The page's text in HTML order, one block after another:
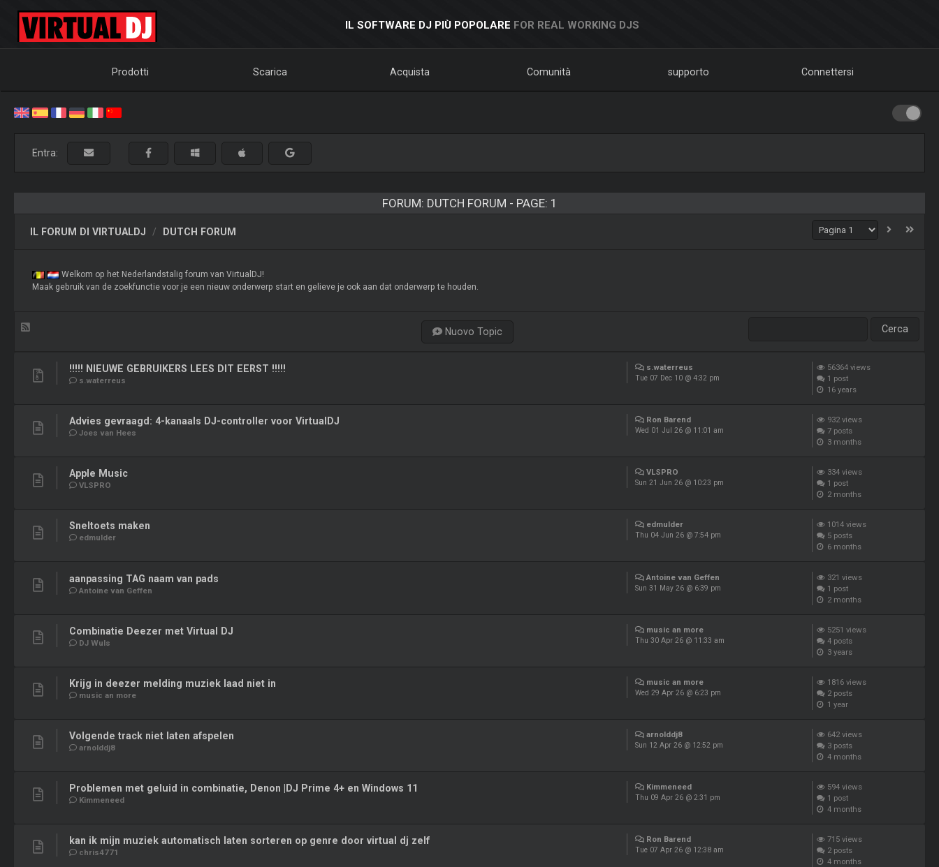
IL SOFTWARE DJ PIÙ POPOLARE FOR REAL WORKING DJS
Prodotti Scarica Acquista Comunità supporto Connettersi
Entra:
FORUM: DUTCH FORUM - PAGE: 1
IL FORUM DI VIRTUALDJ DUTCH FORUM
Welkom op het Nederlandstalig forum van VirtualDJ!
Maak gebruik van de zoekfunctie voor je een nieuw onderwerp start en gelieve je ook aan dat onderwerp te houden.
Nuovo Topic
!!!!! NIEUWE GEBRUIKERS LEES DIT EERST !!!!!
s.waterreus
s.waterreus
Tue 07 Dec 10 @ 4:32 pm
56364 views
1 post
16 years
Advies gevraagd: 4-kanaals DJ-controller voor VirtualDJ
Joes van Hees
Ron Barend
Wed 01 Jul 26 @ 11:01 am
932 views
7 posts
3 months
Apple Music
VLSPRO
VLSPRO
Sun 21 Jun 26 @ 10:23 pm
334 views
1 post
2 months
Sneltoets maken
edmulder
edmulder
Thu 04 Jun 26 @ 7:54 pm
1014 views
5 posts
6 months
aanpassing TAG naam van pads
Antoine van Geffen
Antoine van Geffen
Sun 31 May 26 @ 6:39 pm
321 views
1 post
2 months
Combinatie Deezer met Virtual DJ
DJ Wuls
music an more
Thu 30 Apr 26 @ 11:33 am
5251 views
4 posts
3 years
Krijg in deezer melding muziek laad niet in
music an more
music an more
Wed 29 Apr 26 @ 6:23 pm
1816 views
2 posts
1 year
Volgende track niet laten afspelen
arnolddj8
arnolddj8
Sun 12 Apr 26 @ 12:52 pm
642 views
3 posts
4 months
Problemen met geluid in combinatie, Denon |DJ Prime 4+ en Windows 11
Kimmeneed
Kimmeneed
Thu 09 Apr 26 @ 2:31 pm
594 views
1 post
4 months
kan ik mijn muziek automatisch laten sorteren op genre door virtual dj zelf
chris4771
Ron Barend
Tue 07 Apr 26 @ 12:38 am
715 views
2 posts
4 months